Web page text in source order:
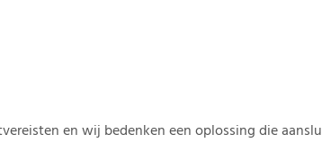
en wij bedenken een oplossing die